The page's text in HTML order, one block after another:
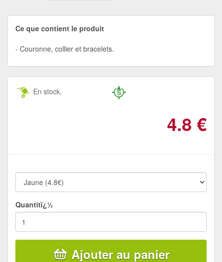
Ce que contient le produit
Couronne, collier et bracelets.
En stock.
4.8 €
Quantitï¿½
Ajouter au panier